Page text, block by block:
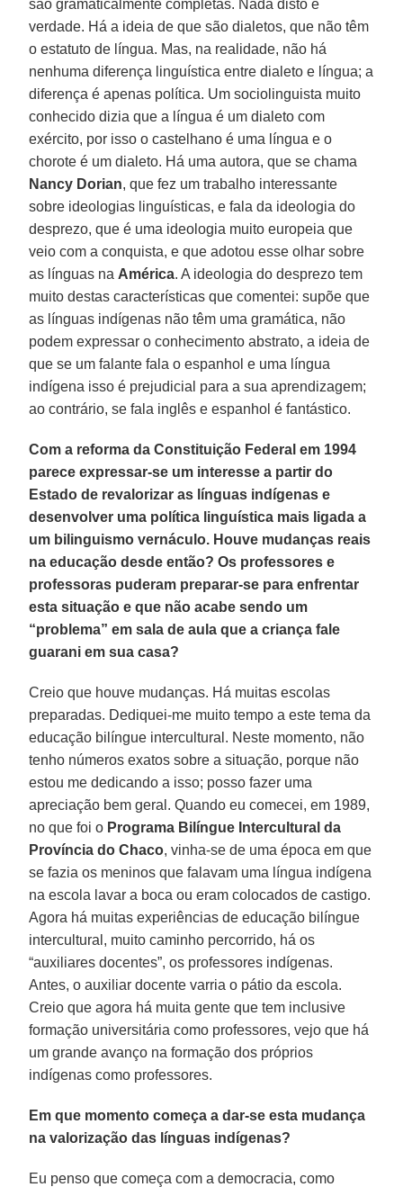
são gramaticalmente completas. Nada disto é
verdade. Há a ideia de que são dialetos, que não têm
o estatuto de língua. Mas, na realidade, não há
nenhuma diferença linguística entre dialeto e língua; a
diferença é apenas política. Um sociolinguista muito
conhecido dizia que a língua é um dialeto com
exército, por isso o castelhano é uma língua e o
chorote é um dialeto. Há uma autora, que se chama
Nancy Dorian, que fez um trabalho interessante
sobre ideologias linguísticas, e fala da ideologia do
desprezo, que é uma ideologia muito europeia que
veio com a conquista, e que adotou esse olhar sobre
as línguas na América. A ideologia do desprezo tem
muito destas características que comentei: supõe que
as línguas indígenas não têm uma gramática, não
podem expressar o conhecimento abstrato, a ideia de
que se um falante fala o espanhol e uma língua
indígena isso é prejudicial para a sua aprendizagem;
ao contrário, se fala inglês e espanhol é fantástico.
Com a reforma da Constituição Federal em 1994
parece expressar-se um interesse a partir do
Estado de revalorizar as línguas indígenas e
desenvolver uma política linguística mais ligada a
um bilinguismo vernáculo. Houve mudanças reais
na educação desde então? Os professores e
professoras puderam preparar-se para enfrentar
esta situação e que não acabe sendo um
“problema” em sala de aula que a criança fale
guarani em sua casa?
Creio que houve mudanças. Há muitas escolas
preparadas. Dediquei-me muito tempo a este tema da
educação bilíngue intercultural. Neste momento, não
tenho números exatos sobre a situação, porque não
estou me dedicando a isso; posso fazer uma
apreciação bem geral. Quando eu comecei, em 1989,
no que foi o Programa Bilíngue Intercultural da
Província do Chaco, vinha-se de uma época em que
se fazia os meninos que falavam uma língua indígena
na escola lavar a boca ou eram colocados de castigo.
Agora há muitas experiências de educação bilíngue
intercultural, muito caminho percorrido, há os
“auxiliares docentes”, os professores indígenas.
Antes, o auxiliar docente varria o pátio da escola.
Creio que agora há muita gente que tem inclusive
formação universitária como professores, vejo que há
um grande avanço na formação dos próprios
indígenas como professores.
Em que momento começa a dar-se esta mudança
na valorização das línguas indígenas?
Eu penso que começa com a democracia, como